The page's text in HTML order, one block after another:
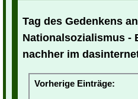
Tag des Gedenkens
Nationalsozialismus -
nachher im
Vorherige Einträge: